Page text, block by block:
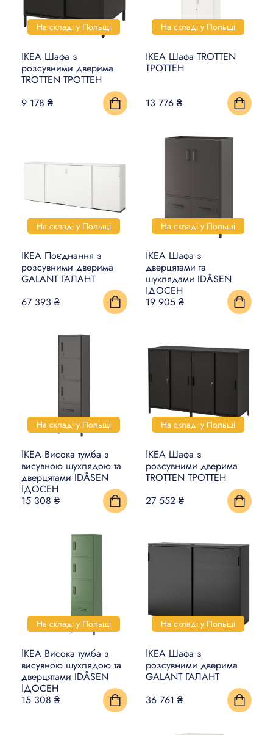
На складі у Польщі
ІКЕА Шафа з
розсувними дверима
TROTTEN ТРОТТЕН
9 178 ₴
На складі у Польщі
ІКЕА Шафа TROTTEN
ТРОТТЕН
13 776 ₴
На складі у Польщі
ІКЕА Поєднання з
розсувними дверима
GALANT ГАЛАНТ
67 393 ₴
На складі у Польщі
ІКЕА Шафа з
дверцятами та
шухлядами IDÅSEN
ІДОСЕН
19 905 ₴
На складі у Польщі
ІКЕА Висока тумба з
висувною шухлядою та
дверцятами IDÅSEN
ІДОСЕН
15 308 ₴
На складі у Польщі
ІКЕА Шафа з
розсувними дверима
TROTTEN ТРОТТЕН
27 552 ₴
На складі у Польщі
ІКЕА Висока тумба з
висувною шухлядою та
дверцятами IDÅSEN
ІДОСЕН
15 308 ₴
На складі у Польщі
ІКЕА Шафа з
розсувними дверима
GALANT ГАЛАНТ
36 761 ₴